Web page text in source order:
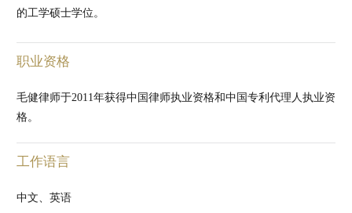
的工学硕士学位。
职业资格
毛健律师于2011年获得中国律师执业资格和中国专利代理人执业资
格。
工作语言
中文、英语